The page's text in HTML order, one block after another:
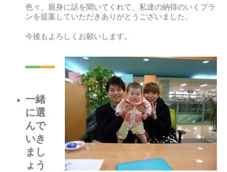
色々、親身に話を聞いてくれて、私達の納得のいくプラ
ンを提案していただきありがとうございました。
今後もよろしくお願いします。
一緒
に選
んで
いき
まし
ょう